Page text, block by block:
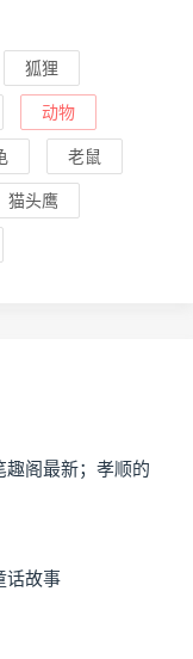
狐狸
动物
老鼠
猫头鹰
趣阁最新；孝顺的
话故事